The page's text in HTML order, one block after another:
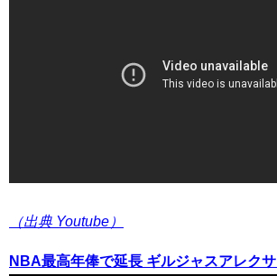
（出典 Youtube）
NBA最高年俸で延長 ギルジャスアレク